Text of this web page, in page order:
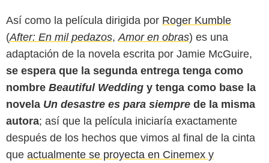
Así como la película dirigida por Roger Kumble
(After: En mil pedazos, Amor en obras) es una
adaptación de la novela escrita por Jamie McGuire,
se espera que la segunda entrega tenga como
nombre Beautiful Wedding y tenga como base la
novela Un desastre es para siempre de la misma
autora; así que la película iniciaría exactamente
después de los hechos que vimos al final de la cinta
que actualmente se proyecta en Cinemex y